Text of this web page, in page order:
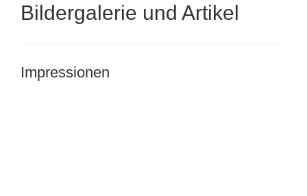
Bildergalerie und Artikel
Impressionen